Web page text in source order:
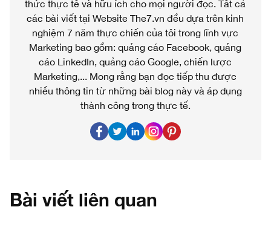
thức thực tế và hữu ích cho mọi người đọc. Tất cả
các bài viết tại Website The7.vn đều dựa trên kinh
nghiệm 7 năm thực chiến của tôi trong lĩnh vực
Marketing bao gồm: quảng cáo Facebook, quảng
cáo LinkedIn, quảng cáo Google, chiến lược
Marketing,... Mong rằng bạn đọc tiếp thu được
nhiều thông tin từ những bài blog này và áp dụng
thành công trong thực tế.
Bài viết liên quan